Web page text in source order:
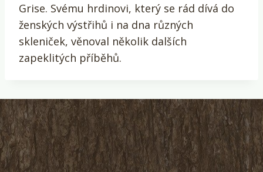
Grise. Svému hrdinovi, který se rád dívá do
ženských výstřihů i na dna různých
skleniček, věnoval několik dalších
zapeklitých příběhů.